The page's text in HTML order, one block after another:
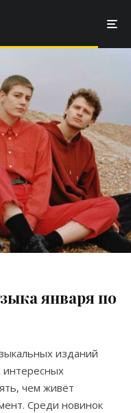
января по
изданий
интересных
чем живёт
Среди новинок